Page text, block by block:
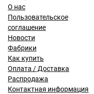
О нас
Пользовательское
соглашение
Новости
Фабрики
Как купить
Оплата / Доставка
Распродажа
Контактная информация